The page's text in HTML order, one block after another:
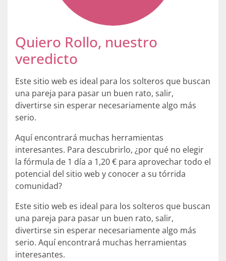
Quiero Rollo, nuestro
veredicto
Este sitio web es ideal para los solteros que buscan
una pareja para pasar un buen rato, salir,
divertirse sin esperar necesariamente algo más
serio.
Aquí encontrará muchas herramientas
interesantes. Para descubrirlo, ¿por qué no elegir
la fórmula de 1 día a 1,20 € para aprovechar todo el
potencial del sitio web y conocer a su tórrida
comunidad?
Este sitio web es ideal para los solteros que buscan
una pareja para pasar un buen rato, salir,
divertirse sin esperar necesariamente algo más
serio. Aquí encontrará muchas herramientas
interesantes.